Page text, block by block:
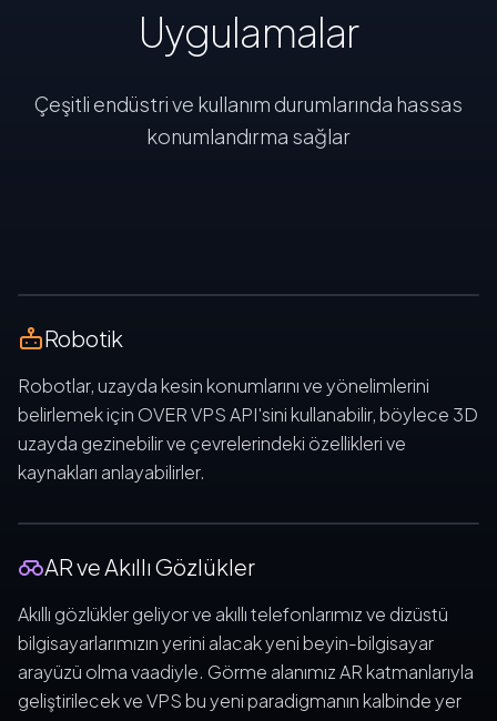
Uygulamalar
Çeşitli endüstri ve kullanım durumlarında hassas
konumlandırma sağlar
Robotik
Robotlar, uzayda kesin konumlarını ve yönelimlerini
belirlemek için OVER VPS API'sini kullanabilir, böylece 3D
uzayda gezinebilir ve çevrelerindeki özellikleri ve
kaynakları anlayabilirler.
AR SMART GLASSES DEMO
AR ve Akıllı Gözlükler
Akıllı gözlükler geliyor ve akıllı telefonlarımız ve dizüstü
bilgisayarlarımızın yerini alacak yeni beyin-bilgisayar
arayüzü olma vaadiyle. Görme alanımız AR katmanlarıyla
geliştirilecek ve VPS bu yeni paradigmanın kalbinde yer